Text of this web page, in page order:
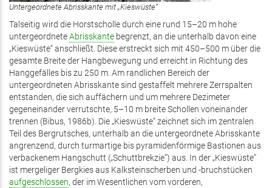
Untergeordnete Abrisskante mit „Kieswüste“
Talseitig wird die Horstscholle durch eine rund 15–20 m hohe
untergeordneteAbrisskante begrenzt, an die unterhalb davon eine
„Kieswüste“ anschließt. Diese erstreckt sich mit 450–500 m über die
gesamte Breite der Hangbewegung und erreicht in Richtung des
Hanggefälles bis zu 250 m. Am randlichen Bereich der
untergeordneten Abrisskante sind gestaffelt mehrere Zerrspalten
entstanden, die sich auffächern und um mehrere Dezimeter
gegeneinander verrutschte, 5–10 m breite Schollen voneinander
trennen (Bibus, 1986b). Die „Kieswüste“ zeichnet sich im zentralen
Teil des Bergrutsches, unterhalb an die untergeordnete Abrisskante
angrenzend, durch turmartige bis pyramidenförmige Bastionen aus
verbackenem Hangschutt („Schuttbrekzie“) aus. In der „Kieswüste“
ist mergeliger Bergkies aus Kalksteinscherben und -bruchstücken
aufgeschlossen, der im Wesentlichen vom vorderen,